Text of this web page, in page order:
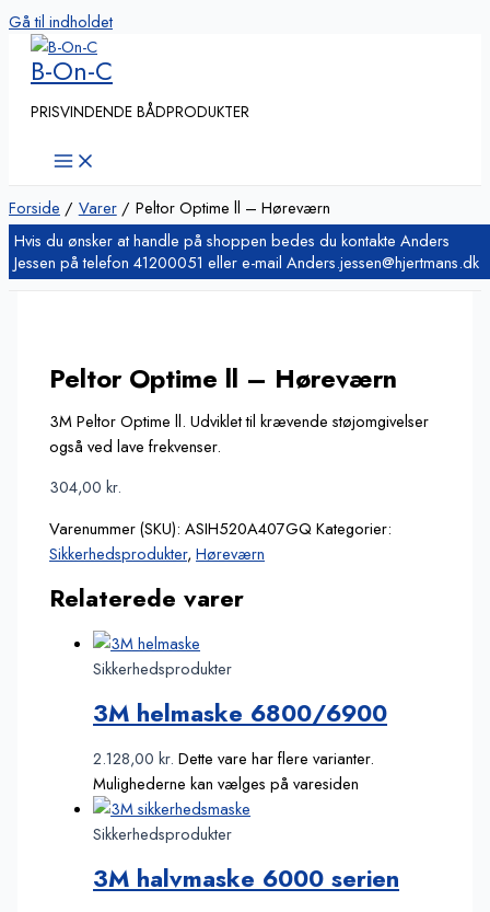
Gå til indholdet
B-On-C
PRISVINDENDE BÅDPRODUKTER
Forside Varer Peltor Optime ll – Høreværn
Peltor Optime ll – Høreværn
3M Peltor Optime ll. Udviklet til krævende støjomgivelser
også ved lave frekvenser.
304,00kr.
Varenummer (SKU):ASIH520A407GQKategorier:
Sikkerhedsprodukter,Høreværn
Relaterede varer
Sikkerhedsprodukter
3M helmaske 6800/6900
2.128,00kr. Dette vare har flere varianter.
Mulighederne kan vælges på varesiden
Sikkerhedsprodukter
3M halvmaske 6000 serien